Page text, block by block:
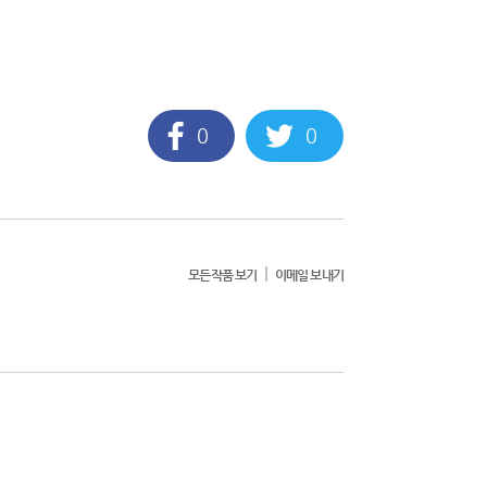
0 0
모든작품 보기 | 이메일 보내기